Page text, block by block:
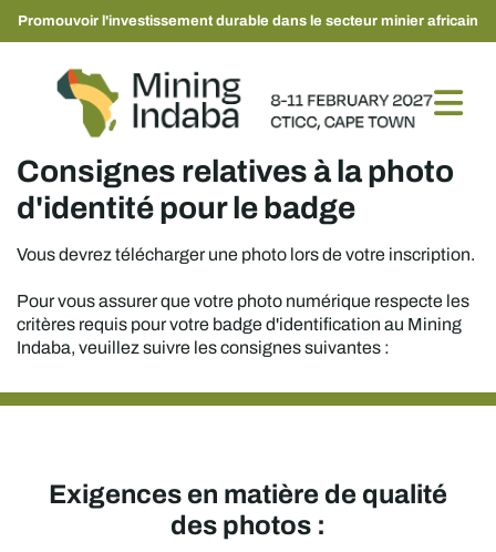
Promouvoir l'investissement durable dans le secteur minier africain
Consignes relatives à la photo
d'identité pour le badge
Vous devrez télécharger une photo lors de votre inscription.
Pour vous assurer que votre photo numérique respecte les
critères requis pour votre badge d'identification au Mining
Indaba, veuillez suivre les consignes suivantes :
Exigences en matière de qualité
des photos :